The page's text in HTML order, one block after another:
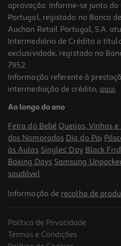
Ferro A Vapor Rowenta Focus Excel
67.99 €/un
67,99 €
aprovação. Informe-se junto
Portugal, registado no Banco
Auchan Retail Portugal, S.A.
Intermediário de Crédito a
exclusividade, registado no
7952.
Informação referente à
intermediação de crédito, aqui.
Ao longo do ano
Feira do Bebé Queijos, Vinhos e
dos Namorados Dia do Pai
às Aulas Singles' Day Black
Boxing Days Samsung
saudável
Informação de recolha de
Política de Privacidade
Termos e Condições